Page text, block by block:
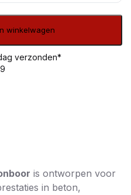
winkelwagen
verzonden*
is ontworpen voor
in beton,